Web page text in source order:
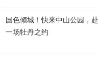
国色倾城！快来中山公园，赴
一场牡丹之约